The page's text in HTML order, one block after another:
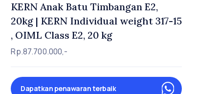
KERN Anak Batu Timbangan E2,
20kg | KERN Individual weight 317-15
, OIML Class E2, 20 kg
Rp.87.700.000,-
Dapatkan penawaran terbaik